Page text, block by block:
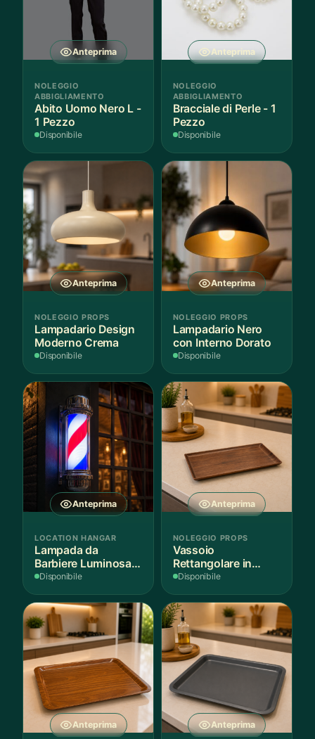
Anteprima
NOLEGGIO
ABBIGLIAMENTO
Abito Uomo Nero L -
1 Pezzo
Disponibile
Anteprima
NOLEGGIO
ABBIGLIAMENTO
Bracciale di Perle - 1
Pezzo
Disponibile
Anteprima
NOLEGGIO PROPS
Lampadario Design
Moderno Crema
Disponibile
Anteprima
NOLEGGIO PROPS
Lampadario Nero
con Interno Dorato
Disponibile
Anteprima
LOCATION HANGAR
Lampada da
Barbiere Luminosa
Rotante
Disponibile
Anteprima
NOLEGGIO PROPS
Vassoio
Rettangolare in
Legno Scuro
Disponibile
Anteprima Anteprima